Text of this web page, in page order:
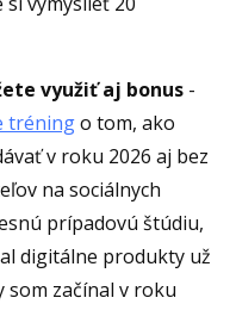
využiť aj bonus -
tréningo tom, ako
v roku 2026 aj bez
na sociálnych
prípadovú štúdiu,
digitálne produkty už
som začínal v roku